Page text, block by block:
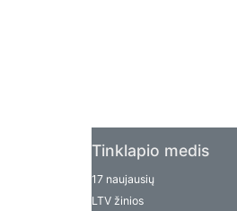
Tinklapio medis
17 naujausių
LTV žinios